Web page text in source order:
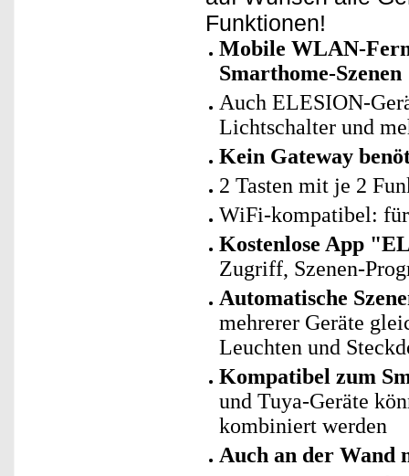
Funktionen!
Mobile WLAN-
Smarthome-Szenen
Auch ELESION-
Lichtschalter und
Kein Gateway
2 Tasten mit je 2
WiFi-kompatibel:
Kostenlose App
Zugriff, Szenen-
Automatische
mehrerer Geräte
Leuchten und
Kompatibel zum
und Tuya-Geräte
kombiniert werden
Auch an der Wand